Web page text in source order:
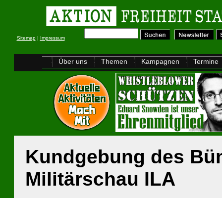
Sitemap| Impressum
Über uns Themen Kampagnen Termine
Kundgebung des
Militärschau ILA